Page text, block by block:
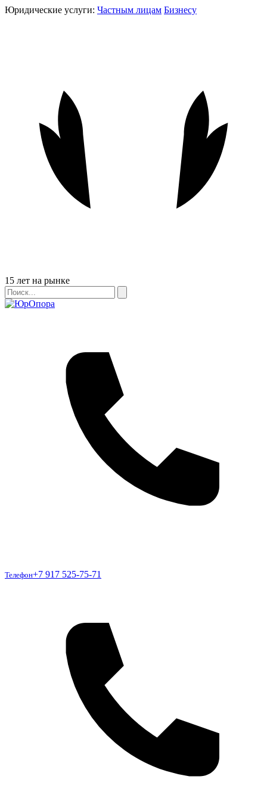
Юридические услуги: Частным лицам Бизнесу
Бейдж
15 лет на рынке
Поиск
Поиск
Телефон
Телефон+7 917 525-75-71